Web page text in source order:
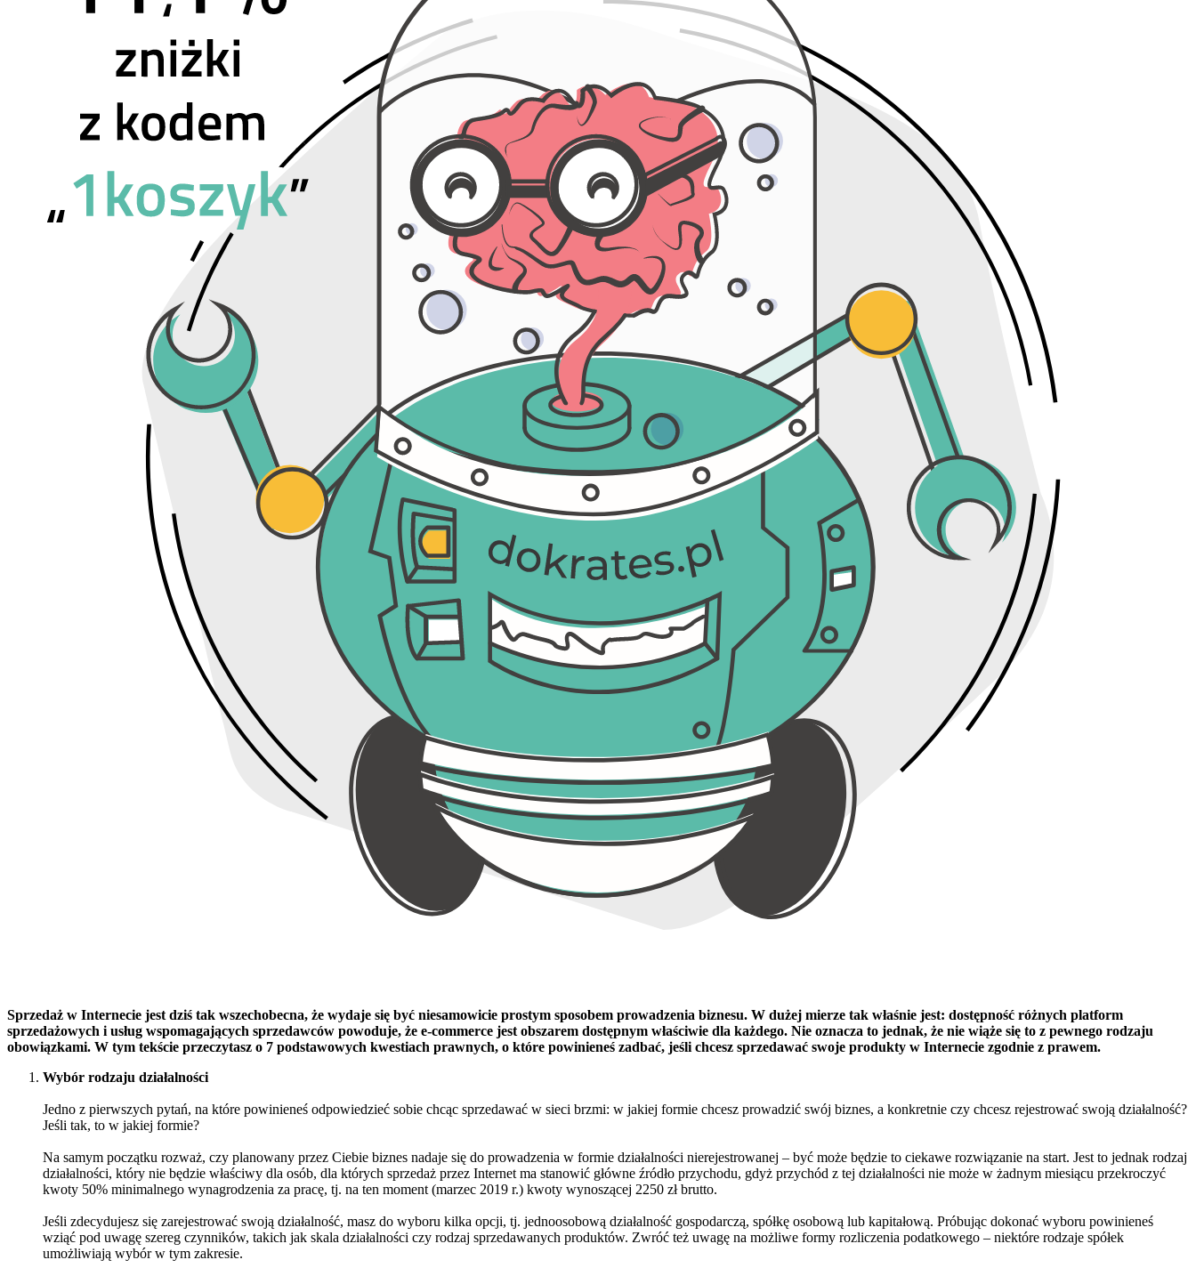
Sprzedaż w Internecie jest dziś tak wszechobecna, że wydaje się być niesamowicie prostym sposobem prowadzenia biznesu. W dużej mierze tak właśnie jest: dostępność różnych platform
sprzedażowych i usług wspomagających sprzedawców powoduje, że e-commerce jest obszarem dostępnym właściwie dla każdego. Nie oznacza to jednak, że nie wiąże się to z pewnego rodzaju
obowiązkami. W tym tekście przeczytasz o 7 podstawowych kwestiach prawnych, o które powinieneś zadbać, jeśli chcesz sprzedawać swoje produkty w Internecie zgodnie z prawem.
Wybór rodzaju działalności
Jedno z pierwszych pytań, na które powinieneś odpowiedzieć sobie chcąc sprzedawać w sieci brzmi: w jakiej formie chcesz prowadzić swój biznes, a konkretnie czy chcesz rejestrować swoją działalność?
Jeśli tak, to w jakiej formie?
Na samym początku rozważ, czy planowany przez Ciebie biznes nadaje się do prowadzenia w formie działalności nierejestrowanej – być może będzie to ciekawe rozwiązanie na start. Jest to jednak rodzaj
działalności, który nie będzie właściwy dla osób, dla których sprzedaż przez Internet ma stanowić główne źródło przychodu, gdyż przychód z tej działalności nie może w żadnym miesiącu przekroczyć
kwoty 50% minimalnego wynagrodzenia za pracę, tj. na ten moment (marzec 2019 r.) kwoty wynoszącej 2250 zł brutto.
Jeśli zdecydujesz się zarejestrować swoją działalność, masz do wyboru kilka opcji, tj. jednoosobową działalność gospodarczą, spółkę osobową lub kapitałową. Próbując dokonać wyboru powinieneś
wziąć pod uwagę szereg czynników, takich jak skala działalności czy rodzaj sprzedawanych produktów. Zwróć też uwagę na możliwe formy rozliczenia podatkowego – niektóre rodzaje spółek
umożliwiają wybór w tym zakresie.